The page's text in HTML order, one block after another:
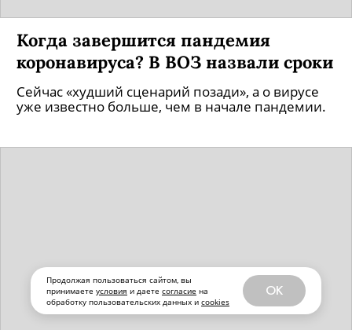
Продолжая пользоваться сайтом, вы
принимаете условия и даете согласие на
обработку пользовательских данных и cookies
OK
Когда завершится пандемия
коронавируса? В ВОЗ назвали сроки
Сейчас «худший сценарий позади», а о вирусе
уже известно больше, чем в начале пандемии.